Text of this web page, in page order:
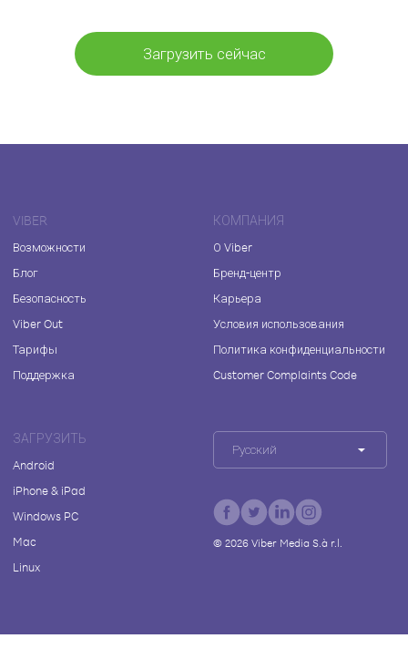
Загрузить сейчас
VIBER
Возможности
Блог
Безопасность
Viber Out
Тарифы
Поддержка
КОМПАНИЯ
О Viber
Бренд-центр
Карьера
Условия использования
Политика конфиденциальности
Customer Complaints Code
ЗАГРУЗИТЬ
Android
iPhone & iPad
Windows PC
Mac
Linux
Русский
© 2026Viber Media S.à r.l.